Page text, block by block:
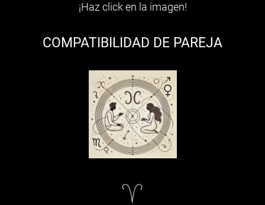
¡Haz click en la imagen!
COMPATIBILIDAD DE PAREJA